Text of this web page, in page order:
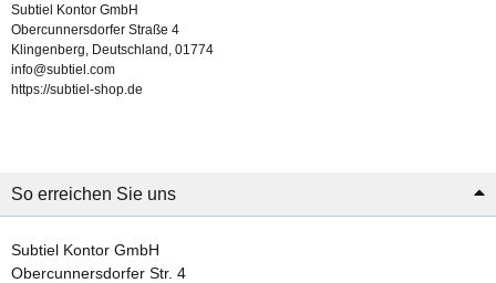
Subtiel Kontor GmbH
Obercunnersdorfer Straße 4
Klingenberg, Deutschland, 01774
info@subtiel.com
https://subtiel-shop.de
So erreichen Sie uns
Subtiel Kontor GmbH
Obercunnersdorfer Str. 4